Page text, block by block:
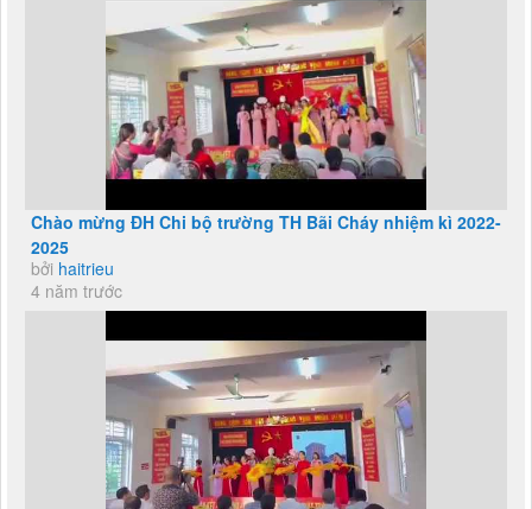
Chào mừng ĐH Chi bộ trường TH Bãi Cháy nhiệm kì 2022-
2025
bởi haitrieu
4 năm trước